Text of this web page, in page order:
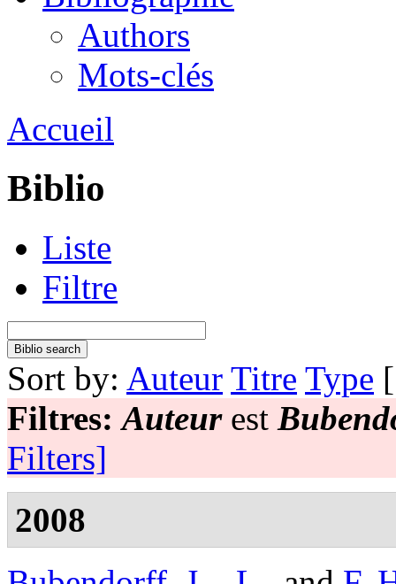
Authors
Mots-clés
Accueil
Biblio
Liste
Filtre
Sort by: Auteur Titre Type
Filtres: Auteurest
Filters]
2008